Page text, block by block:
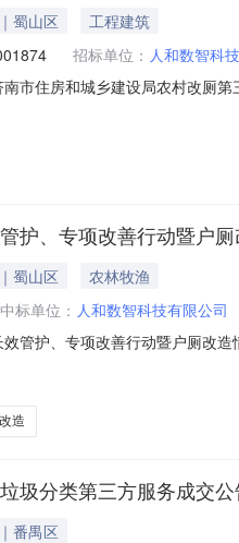
蜀山区
工程建筑
招标单位： 人和数智科
市住房和城乡建设局农村改厕
四、公共资源编号：
护、专项改善行动暨户
蜀山区
农林牧渔
中标单位： 人和数智科技有限公司
管护、专项改善行动暨户厕改
市农业农村局3楼会议室四、中
造
圾分类第三方服务成交
番禺区